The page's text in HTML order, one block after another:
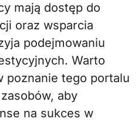
mają dostęp do
oraz wsparcia
podejmowaniu
Warto
poznanie tego portalu
aby
na sukces w